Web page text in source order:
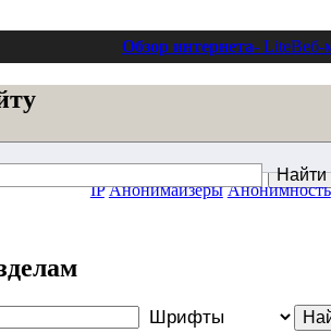
Обзор интернета- LiteВеб-
IP Анонимайзеры Анонимность